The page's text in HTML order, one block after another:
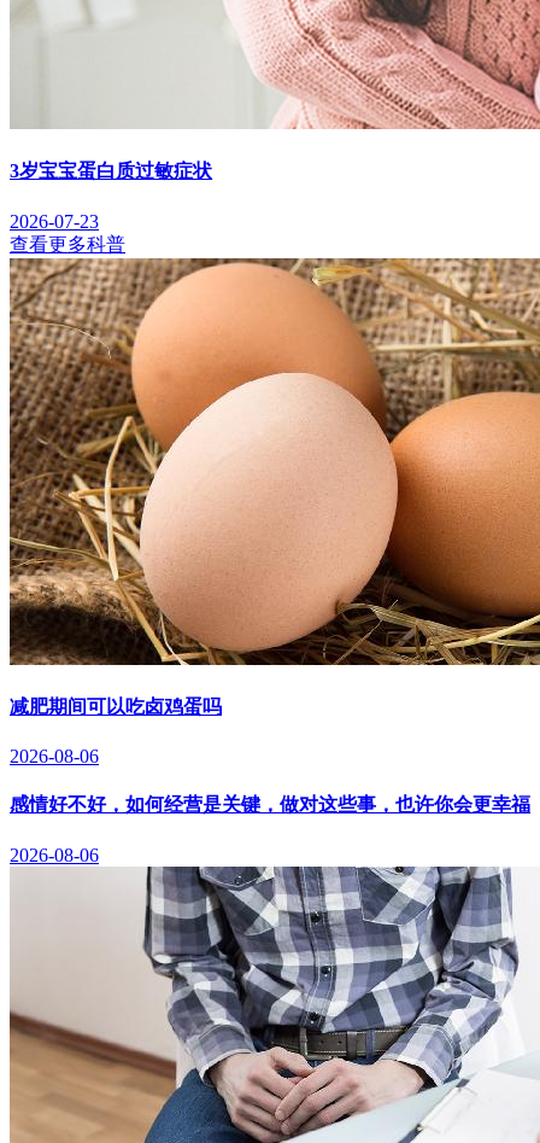
3岁宝宝蛋白质过敏症状
2026-07-23
查看更多科普
减肥期间可以吃卤鸡蛋吗
2026-08-06
感情好不好，如何经营是关键，做对这些事，也许你会更幸福
2026-08-06